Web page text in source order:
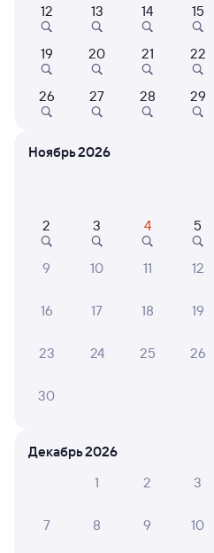
Самый быстрый
235Э Проходящий
Икабья
22:13 5 д 9 ч 39 м
Плацкарт
от 16 ⁠480 ⁠₽
Купе
24 ⁠966 ⁠₽
Даже если сейчас нет мест
Искать билеты
Отели в Саратове
Путешественникам нравятся
12 13 14 15
19 20 21 22
26 27 28 29
Ноябрь 2026
2 3 4 5
9 10 11 12
16 17 18 19
23 24 25 26
30
Декабрь 2026
1
2 3
7 8 9 10